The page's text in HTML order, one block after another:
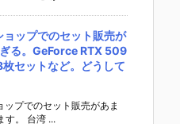
ョップでのセット販売が
る。GeForce RTX 509
セットなど。どうして
ップでのセット販売があま
す。 台湾 ...